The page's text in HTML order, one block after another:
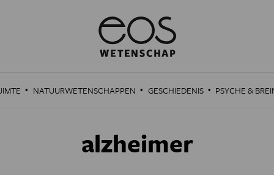
· NATUURWETENSCHAPPEN · GESCHIEDENIS · PSYCHE &
alzheimer